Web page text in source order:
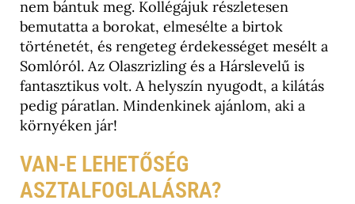
nem bántuk meg. Kollégájuk részletesen
bemutatta a borokat, elmesélte a birtok
történetét, és rengeteg érdekességet mesélt a
Somlóról. Az Olaszrizling és a Hárslevelű is
fantasztikus volt. A helyszín nyugodt, a kilátás
pedig páratlan. Mindenkinek ajánlom, aki a
környéken jár!
VAN-E LEHETŐSÉG
ASZTALFOGLALÁSRA?